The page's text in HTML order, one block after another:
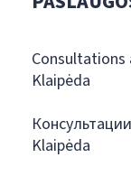
Klaipėda
Klaipėda